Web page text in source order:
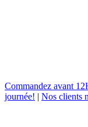
Commandez avant
journée! | Nos clients